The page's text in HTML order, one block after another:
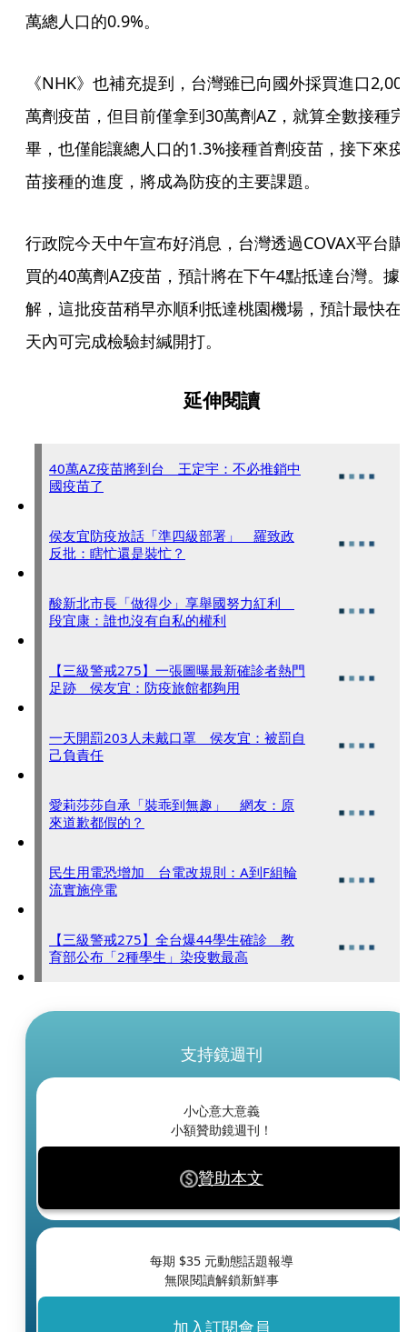
萬總人口的0.9%。
《NHK》也補充提到，台灣雖已向國外採買進口
萬劑疫苗，但目前僅拿到30萬劑AZ，就算全數接種完
畢，也僅能讓總人口的1.3%接種首劑疫苗，接下來疫
苗接種的進度，將成為防疫的主要課題。
行政院今天中午宣布好消息，台灣透過COVAX平台購
買的40萬劑AZ疫苗，預計將在下午4點抵達台灣。據
解，這批疫苗稍早亦順利抵達桃園機場，預計最快在
天內可完成檢驗封緘開打。
延伸閱讀
40萬AZ疫苗將到台 王定宇：不必推銷中
國疫苗了
侯友宜防疫放話「準四級部署」 羅致政
反批：瞎忙還是裝忙？
酸新北市長「做得少」享舉國努力紅利
段宜康：誰也沒有自私的權利
【三級警戒275】一張圖曝最新確診者熱門
足跡 侯友宜：防疫旅館都夠用
一天開罰203人未戴口罩 侯友宜：被罰自
己負責任
愛莉莎莎自承「裝乖到無趣」 網友：原
來道歉都假的？
民生用電恐增加 台電改規則：A到F組輪
流實施停電
【三級警戒275】全台爆44學生確診 教
育部公布「2種學生」染疫數最高
支持鏡週刊
小心意大意義
小額贊助鏡週刊！
贊助本文
每期 $35 元動態話題報導
無限閱讀解鎖新鮮事
加入訂閱會員